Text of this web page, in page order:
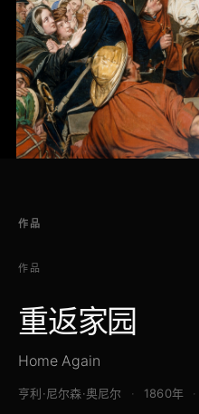
作品
作品
重返家园
Home Again
亨利·尼尔森·奥尼尔 1860年